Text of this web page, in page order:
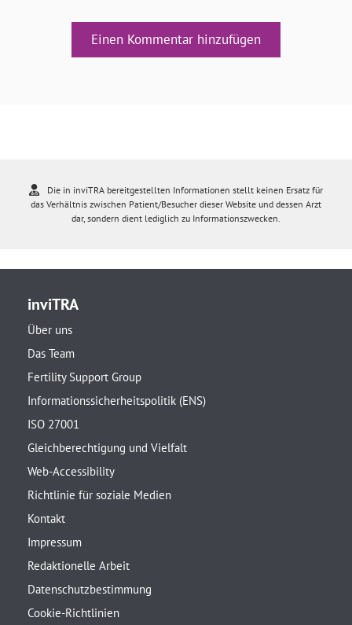
Einen Kommentar hinzufügen
Die in inviTRA bereitgestellten Informationen stellt keinen Ersatz für
das Verhältnis zwischen Patient/Besucher dieser Website und dessen Arzt
dar, sondern dient lediglich zu Informationszwecken.
inviTRA
Über uns
Das Team
Fertility Support Group
Informationssicherheitspolitik (ENS)
ISO 27001
Gleichberechtigung und Vielfalt
Web-Accessibility
Richtlinie für soziale Medien
Kontakt
Impressum
Redaktionelle Arbeit
Datenschutzbestimmung
Cookie-Richtlinien